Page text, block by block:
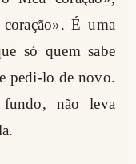
É uma
só quem sabe
pedi-lo de novo.
não leva